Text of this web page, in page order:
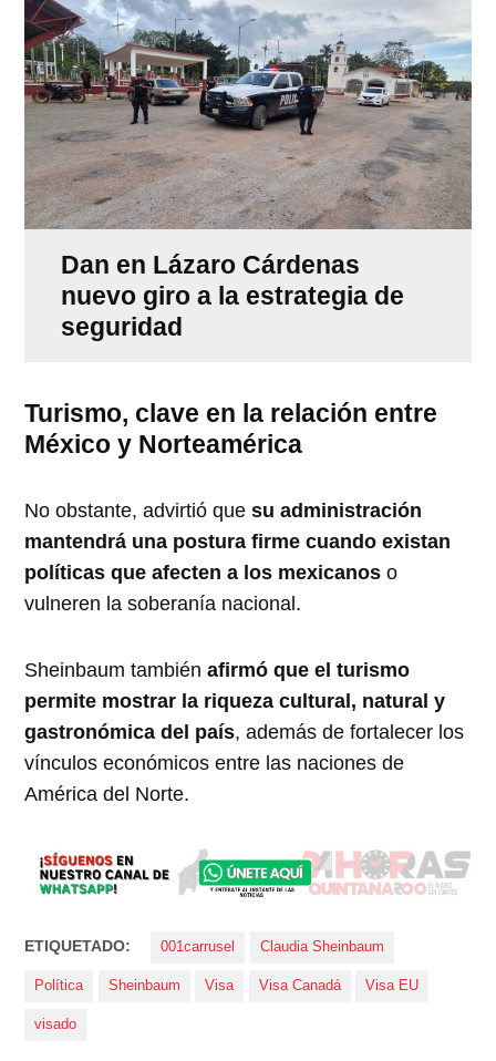
Dan en Lázaro Cárdenas
nuevo giro a la estrategia de
seguridad
Turismo, clave en la relación entre
México y Norteamérica
No obstante, advirtió quesu administración
mantendrá una postura firme cuando existan
políticas que afecten a los mexicanos o
vulneren la soberanía nacional.
Sheinbaum también afirmó que el turismo
permite mostrar la riqueza cultural, natural y
gastronómica del país, además de fortalecer los
vínculos económicos entre las naciones de
América del Norte.
ETIQUETADO: 001carrusel Claudia Sheinbaum
Política Sheinbaum Visa Visa Canadá Visa EU
visado